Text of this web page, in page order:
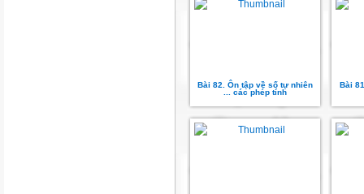
Bài 82. Ôn tập về số tự nhiên
... các phép tính
Bài